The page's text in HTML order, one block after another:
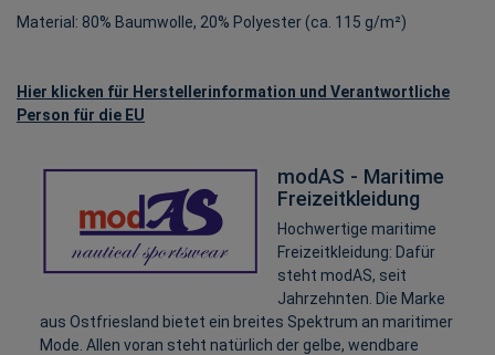
Material: 80% Baumwolle, 20% Polyester (ca. 115 g/m²)
Hier klicken für Herstellerinformation und Verantwortliche
Person für die EU
modAS - Maritime
Freizeitkleidung
Hochwertige maritime
Freizeitkleidung: Dafür
steht modAS, seit
Jahrzehnten. Die Marke
aus Ostfriesland bietet ein breites Spektrum an maritimer
Mode. Allen voran steht natürlich der gelbe, wendbare